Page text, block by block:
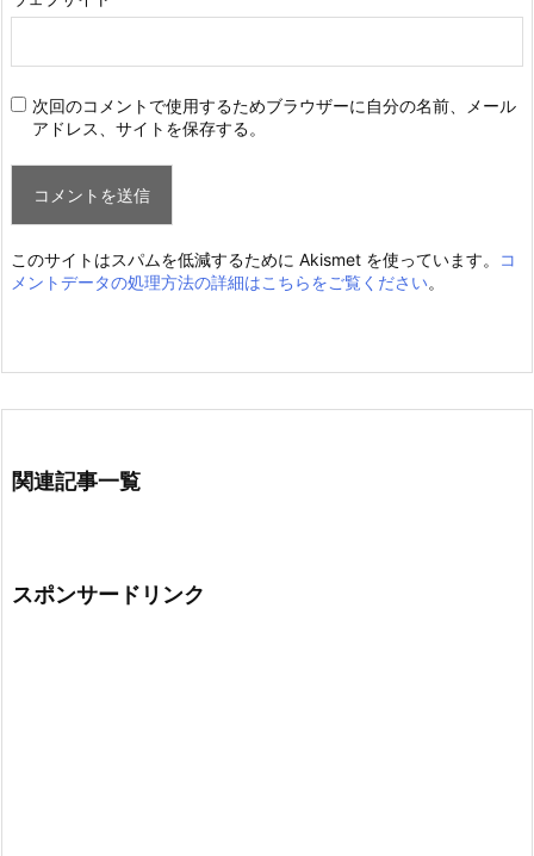
次回のコメントで使用するためブラウザーに自分の名前、メール
アドレス、サイトを保存する。
このサイトはスパムを低減するために Akismet を使っています。
コ
メントデータの処理方法の詳細はこちらをご覧ください。
関連記事一覧
スポンサードリンク